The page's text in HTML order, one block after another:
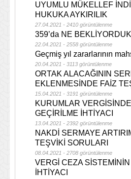
UYUMLU MÜKELLEF
HUKUKA AYKIRILIK
27.04.2021 - 2410 görüntülenme
359’da NE
22.04.2021 - 2558 görüntülenme
Geçmiş yıl zararlarının
20.04.2021 - 3113 görüntülenme
ORTAK ALACAĞININ
EKLENMESİNDE FAİZ
15.04.2021 - 3191 görüntülenme
KURUMLAR
GEÇİRİLME İHTİYACI
13.04.2021 - 2392 görüntülenme
NAKDİ SERMAYE
TEŞVİKİ SORULARI
08.04.2021 - 2708 görüntülenme
VERGİ CEZA
İHTİYACI